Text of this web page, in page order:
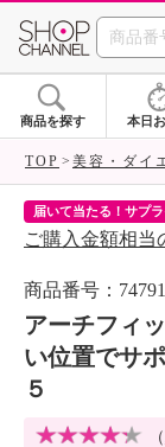
商品を探す 本日
TOP 美容・ダイ
届いて当たる！サプ
ご購入金額相当
商品番号：
アーチフィ
い位置でサ
５
（